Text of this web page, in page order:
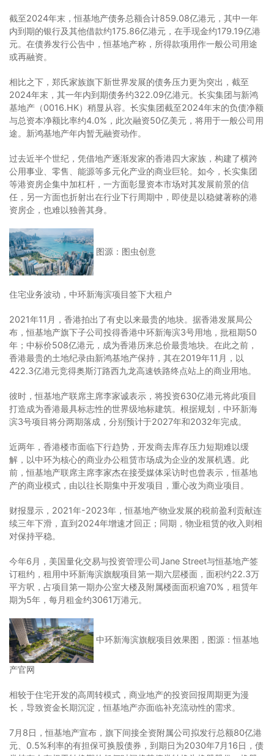
截至2024年末，恒基地产债务总额合计859.08亿港元，其中一年
内到期的银行及其他借款约175.86亿港元，在手现金约179.19亿港
元。在债券发行公告中，恒基地产称，所得款项用作一般公司用途
或再融资。
相比之下，郑氏家族旗下新世界发展的债务压力更为突出，截至
2024年末，其一年内到期债务约322.09亿港元。长实集团与新鸿
基地产（0016.HK）稍显从容。长实集团截至2024年末的负债净额
与总资本净额比率约4.0%，此次融资50亿美元，将用于一般公司用
途。新鸿基地产年内暂无融资动作。
过去近半个世纪，凭借地产逐渐发家的香港四大家族，构建了横跨
公用事业、零售、能源等多元化产业的商业巨轮。如今，长实集团
等港资房企集中加杠杆，一方面彰显资本市场对其发展前景的信
任，另一方面也折射出在行业下行周期中，即使是以稳健著称的港
资房企，也难以独善其身。
图源：图虫创意
住宅业务波动，中环新海滨项目签下大租户
2021年11月，香港拍出了有史以来最贵的地块。据香港发展局公
布，恒基地产旗下子公司投得香港中环新海滨3号用地，批租期50
年；中标价508亿港元，成为香港历来总价最贵地块。在此之前，
香港最贵的土地纪录由新鸿基地产保持，其在2019年11月，以
422.3亿港元竞得奥斯汀路西九龙高速铁路终点站上的商业用地。
彼时，恒基地产联席主席李家诚表示，将投资630亿港元将此项目
打造成为香港最具标志性的世界级地标建筑。根据规划，中环新海
滨3号项目将分两期落成，分别预计于2027年和2032年完成。
近两年，香港楼市面临下行趋势，开发商去库存压力短期难以缓
解，以中环为核心的商业办公租赁市场成为企业的发展机遇。此
前，恒基地产联席主席李家杰在接受媒体采访时也曾表示，恒基地
产的商业模式，由以往长期集中开发项目，重心改为商业项目。
财报显示，2021年-2023年，恒基地产物业发展的税前盈利贡献连
续三年下滑，直到2024年增速才回正；同期，物业租赁的收入则相
对保持平稳。
今年6月，美国量化交易与投资管理公司Jane Street与恒基地产签
订租约，租用中环新海滨旗舰项目第一期六层楼面，面积约22.3万
平方呎，占项目第一期办公室大楼及附属楼面面积逾70%，租赁年
期为5年，每月租金约3061万港元。
中环新海滨旗舰项目效果图，图源：恒基地
产官网
相较于住宅开发的高周转模式，商业地产的投资回报周期更为漫
长，导致资金长期沉淀，恒基地产亦面临补充流动性的需求。
7月8日，恒基地产宣布，旗下间接全资附属公司拟发行总额80亿港
元、0.5%利率的有担保可换股债券，到期日为2030年7月16日，债